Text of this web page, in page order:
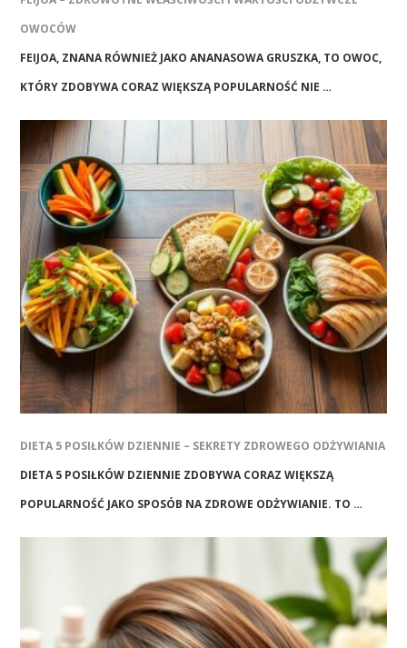
OWOCÓW
FEIJOA, ZNANA RÓWNIEŻ JAKO ANANASOWA GRUSZKA, TO OWOC,
KTÓRY ZDOBYWA CORAZ WIĘKSZĄ POPULARNOŚĆ NIE …
DIETA 5 POSIŁKÓW DZIENNIE – SEKRETY ZDROWEGO ODŻYWIANIA
DIETA 5 POSIŁKÓW DZIENNIE ZDOBYWA CORAZ WIĘKSZĄ
POPULARNOŚĆ JAKO SPOSÓB NA ZDROWE ODŻYWIANIE. TO …